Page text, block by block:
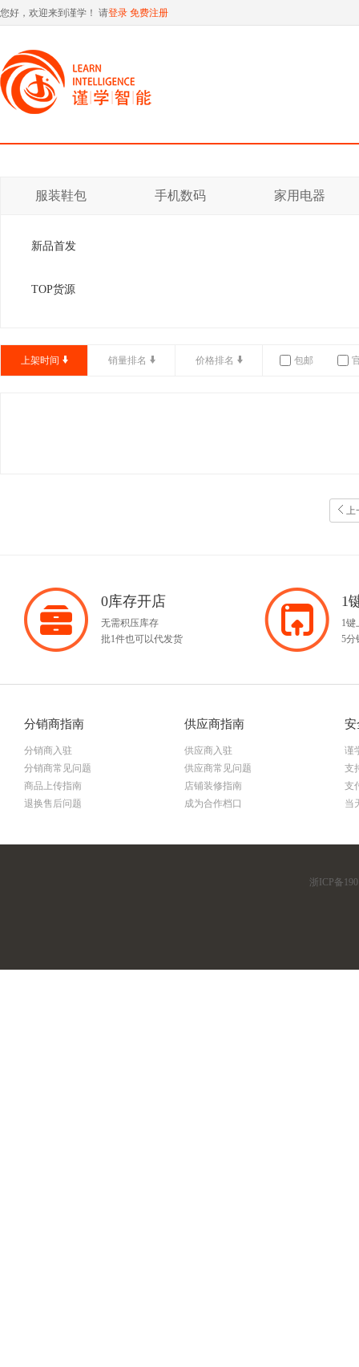
您好，欢迎来到谨学！ 请登录 免费注册
服装鞋包 手机数码 家用电器
新品首发
TOP货源
上架时间 销量排名 价格排名 包邮
上
0库存开店
无需积压库存
批1件也可以代发货
1
1键
5分
分销商指南
分销商入驻
分销商常见问题
商品上传指南
退换售后问题
供应商指南
供应商入驻
供应商常见问题
店铺装修指南
成为合作档口
安
谨
支
支
当
浙ICP备